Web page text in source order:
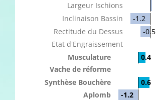
Largeur Ischions
Inclinaison Bassin
-1.2
Rectitude du Dessus
-0.5
Etat d'Engraissement
Musculature
0.4
Vache de réforme
Synthèse Bouchère
0.6
Aplomb
-1.2